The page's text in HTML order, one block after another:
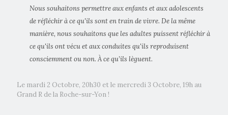
Nous souhaitons permettre aux enfants et aux adolescents
de réfléchir à ce qu'ils sont en train de vivre. De la même
manière, nous souhaitons que les adultes puissent réfléchir à
ce qu'ils ont vécu et aux conduites qu'ils reproduisent
consciemment ou non. À ce qu’ils lèguent.
Le mardi 2 Octobre, 20h30 et le mercredi 3 Octobre, 19h au
Grand R de la Roche-sur-Yon !